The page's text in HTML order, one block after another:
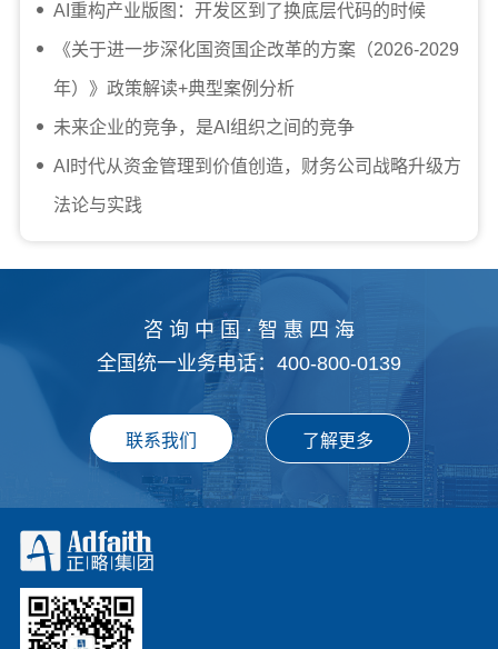
AI重构产业版图：开发区到了换底层代码的时候
《关于进一步深化国资国企改革的方案（2026-2029
年）》政策解读+典型案例分析
未来企业的竞争，是AI组织之间的竞争
AI时代从资金管理到价值创造，财务公司战略升级方
法论与实践
咨 询 中 国 · 智 惠 四 海
全国统一业务电话：400-800-0139